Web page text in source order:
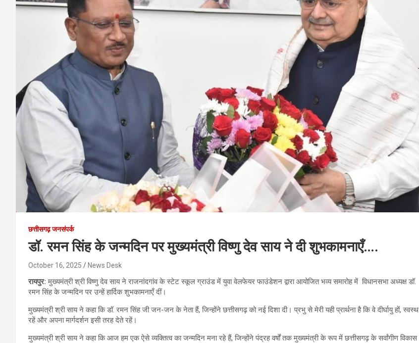
छत्तीसगढ़ जनसंपर्क
डॉ. रमन सिंह के जन्मदिन पर मुख्यमंत्री विष्णु देव साय ने दी शुभकामनाएँ….
October 16, 2025 News Desk
रायपुर: मुख्यमंत्री श्री विष्णु देव साय ने राजनांदगांव के स्टेट स्कूल ग्राउंड में युवा वेलफेयर फाउंडेशन द्वारा आयोजित भव्य समारोह में विधानसभा अध्यक्ष डॉ.
रमन सिंह के जन्मदिन पर उन्हें हार्दिक शुभकामनाएँ दीं।
मुख्यमंत्री श्री साय ने कहा कि डॉ. रमन सिंह जी जन-जन के नेता हैं, जिन्होंने छत्तीसगढ़ को नई दिशा दी। प्रभु से मेरी यही प्रार्थना है कि वे दीर्घायु हों, स्वस्थ
रहें और अपना मार्गदर्शन इसी तरह देते रहें।
मुख्यमंत्री श्री साय ने कहा कि आज हम एक ऐसे व्यक्तित्व का जन्मदिन मना रहे हैं, जिन्होंने पंद्रह वर्षों तक मुख्यमंत्री के रूप में छत्तीसगढ़ के सर्वांगीण विकास